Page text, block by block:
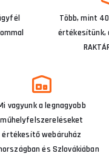
Több, mint
értékesítünk,
vagyunk a legnagyobb
műhelyfelszereléseket
értékesítő webáruház
és Szlovákiában